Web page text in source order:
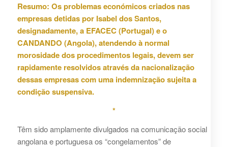
Resumo: Os problemas económicos criados nas
empresas detidas por Isabel dos Santos,
designadamente, a EFACEC (Portugal) e o
CANDANDO (Angola), atendendo à normal
morosidade dos procedimentos legais, devem ser
rapidamente resolvidos através da nacionalização
dessas empresas com uma indemnização sujeita a
condição suspensiva.
*
Têm sido amplamente divulgados na comunicação social
angolana e portuguesa os “congelamentos” de